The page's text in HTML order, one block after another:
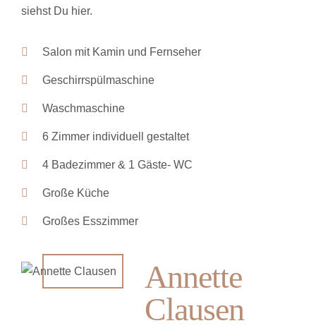
siehst Du hier.
Salon mit Kamin und Fernseher
Geschirrspülmaschine
Waschmaschine
6 Zimmer individuell gestaltet
4 Badezimmer & 1 Gäste- WC
Große Küche
Großes Esszimmer
Annette
Clausen